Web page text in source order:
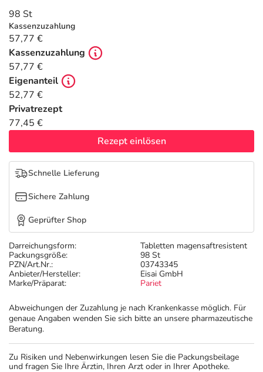
Tierapotheke
Vitamine & Mineralstoffe
Marken
Salus Deals
Darreichungsform:
Tabletten magensaftresistent
Packungsgröße:
98 St
PZN/Art.Nr.:
03743345
Anbieter/Hersteller:
Eisai GmbH
Marke/Präparat:
Pariet
Abweichungen der Zuzahlung je nach Krankenkasse möglich. Für
genaue Angaben wenden Sie sich bitte an unsere pharmazeutische
Beratung.
98 St
Kassenzuzahlung
57,77 €
Kassenzuzahlung
57,77 €
Eigenanteil
52,77 €
Privatrezept
77,45 €
Rezept einlösen
Schnelle Lieferung
Sichere Zahlung
Geprüfter Shop
Zu Risiken und Nebenwirkungen lesen Sie die Packungsbeilage
und fragen Sie Ihre Ärztin, Ihren Arzt oder in Ihrer Apotheke.